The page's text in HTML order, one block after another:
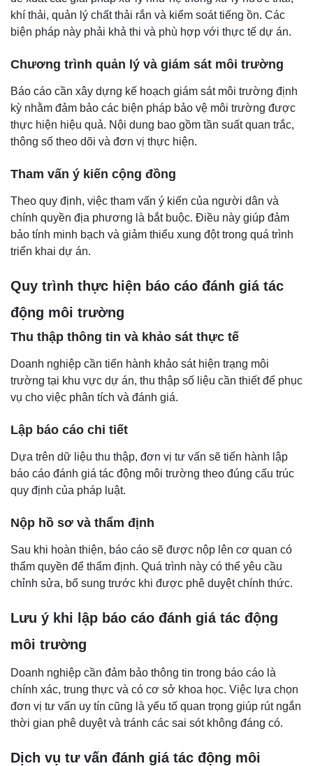
khí thải, quản lý chất thải rắn và kiểm soát tiếng ồn. Các
biện pháp này phải khả thi và phù hợp với thực tế dự án.
Chương trình quản lý và giám sát môi trường
Báo cáo cần xây dựng kế hoạch giám sát môi trường định
kỳ nhằm đảm bảo các biện pháp bảo vệ môi trường được
thực hiện hiệu quả. Nội dung bao gồm tần suất quan trắc,
thông số theo dõi và đơn vị thực hiện.
Tham vấn ý kiến cộng đồng
Theo quy định, việc tham vấn ý kiến của người dân và
chính quyền địa phương là bắt buộc. Điều này giúp đảm
bảo tính minh bạch và giảm thiểu xung đột trong quá trình
triển khai dự án.
Quy trình thực hiện báo cáo đánh giá tác
động môi trường
Thu thập thông tin và khảo sát thực tế
Doanh nghiệp cần tiến hành khảo sát hiện trạng môi
trường tại khu vực dự án, thu thập số liệu cần thiết để phục
vụ cho việc phân tích và đánh giá.
Lập báo cáo chi tiết
Dựa trên dữ liệu thu thập, đơn vị tư vấn sẽ tiến hành lập
báo cáo đánh giá tác động môi trường theo đúng cấu trúc
quy định của pháp luật.
Nộp hồ sơ và thẩm định
Sau khi hoàn thiện, báo cáo sẽ được nộp lên cơ quan có
thẩm quyền để thẩm định. Quá trình này có thể yêu cầu
chỉnh sửa, bổ sung trước khi được phê duyệt chính thức.
Lưu ý khi lập báo cáo đánh giá tác động
môi trường
Doanh nghiệp cần đảm bảo thông tin trong báo cáo là
chính xác, trung thực và có cơ sở khoa học. Việc lựa chọn
đơn vị tư vấn uy tín cũng là yếu tố quan trọng giúp rút ngắn
thời gian phê duyệt và tránh các sai sót không đáng có.
Dịch vụ tư vấn đánh giá tác động môi